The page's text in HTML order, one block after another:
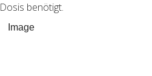
benötigt.